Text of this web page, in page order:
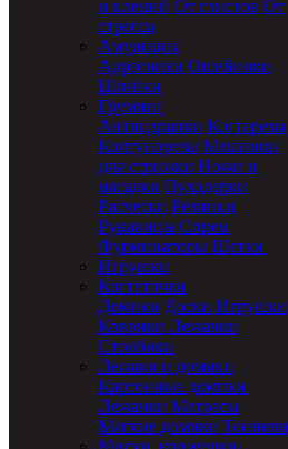
и клещей От глистов От
стресса
Амуниция
Адресники Ошейники
Шлейки
Груминг
Антицарапки Когтерезы
Колтунорезы Машинки
для стрижки Ножи и
насадки Пуходерки
Расчески Резинки
Рукавицы Спреи
Фурминаторы Щетки
Игрушки
Когтеточки
Домики Доски Игрушки
Коврики Лежанки
Столбики
Лежаки и домики
Картонные домики
Лежанки Матрасы
Мягкие домики Тоннели